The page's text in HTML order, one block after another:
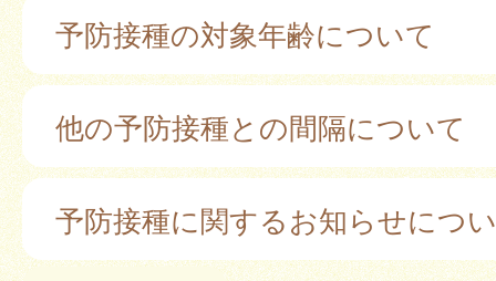
予防接種の対象年齢について
他の予防接種との間隔について
予防接種に関するお知らせにつ